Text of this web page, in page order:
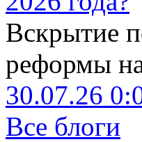
Вскрытие
реформы
30.07.26
Все блоги